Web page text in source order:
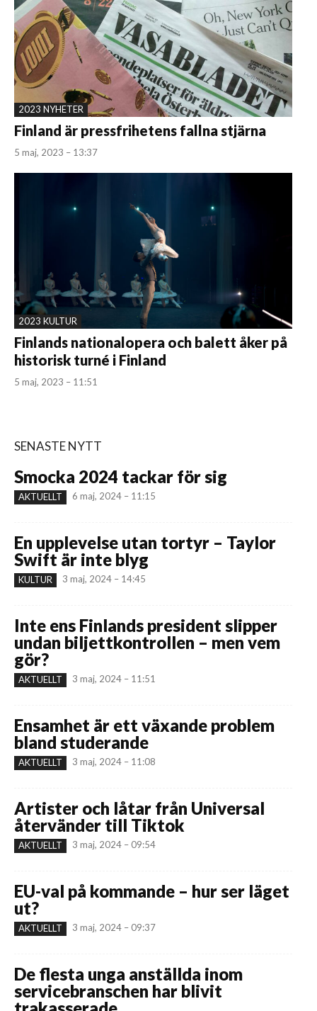
2023 NYHETER
Finland är pressfrihetens fallna stjärna
5 maj, 2023 – 13:37
2023 KULTUR
Finlands nationalopera och balett åker på
historisk turné i Finland
5 maj, 2023 – 11:51
SENASTE NYTT
Smocka 2024 tackar för sig
AKTUELLT 6 maj, 2024 – 11:15
En upplevelse utan tortyr – Taylor
Swift är inte blyg
KULTUR 3 maj, 2024 – 14:45
Inte ens Finlands president slipper
undan biljettkontrollen – men vem
gör?
AKTUELLT 3 maj, 2024 – 11:51
Ensamhet är ett växande problem
bland studerande
AKTUELLT 3 maj, 2024 – 11:08
Artister och låtar från Universal
återvänder till Tiktok
AKTUELLT 3 maj, 2024 – 09:54
EU-val på kommande – hur ser läget
ut?
AKTUELLT 3 maj, 2024 – 09:37
De flesta unga anställda inom
servicebranschen har blivit